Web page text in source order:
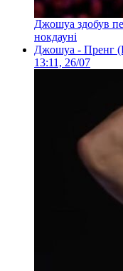
Джошуа здобув
нокдауні
Джошуа - Пренг
13:11, 26/07